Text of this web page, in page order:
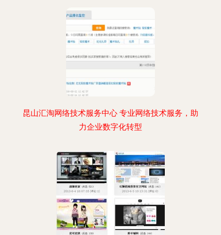
昆山汇淘网络技术服务中心 专业网络技术服务，助
力企业数字化转型